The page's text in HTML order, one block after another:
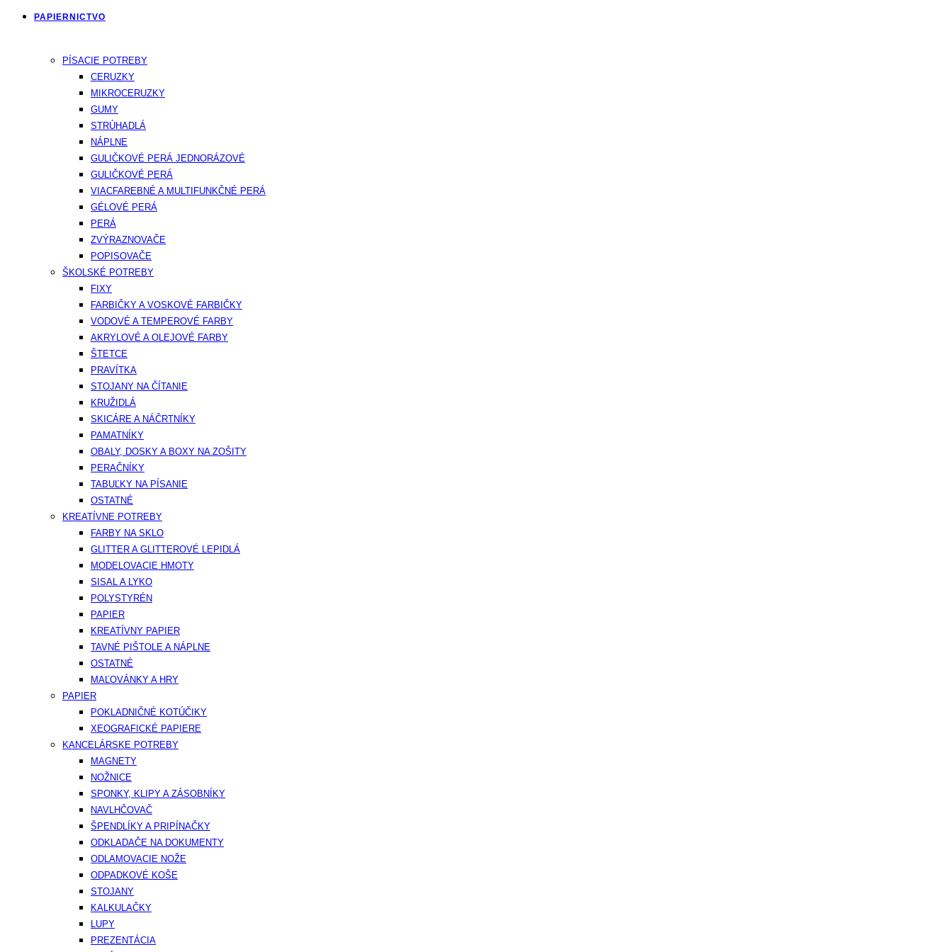
PAPIERNICTVO
PÍSACIE POTREBY
CERUZKY
MIKROCERUZKY
GUMY
STRÚHADLÁ
NÁPLNE
GULIČKOVÉ PERÁ JEDNORÁZOVÉ
GULIČKOVÉ PERÁ
VIACFAREBNÉ A MULTIFUNKČNÉ PERÁ
GÉLOVÉ PERÁ
PERÁ
ZVÝRAZNOVAČE
POPISOVAČE
ŠKOLSKÉ POTREBY
FIXY
FARBIČKY A VOSKOVÉ FARBIČKY
VODOVÉ A TEMPEROVÉ FARBY
AKRYLOVÉ A OLEJOVÉ FARBY
ŠTETCE
PRAVÍTKA
STOJANY NA ČÍTANIE
KRUŽIDLÁ
SKICÁRE A NÁČRTNÍKY
PAMATNÍKY
OBALY, DOSKY A BOXY NA ZOŠITY
PERAČNÍKY
TABUĽKY NA PÍSANIE
OSTATNÉ
KREATÍVNE POTREBY
FARBY NA SKLO
GLITTER A GLITTEROVÉ LEPIDLÁ
MODELOVACIE HMOTY
SISAL A LYKO
POLYSTYRÉN
PAPIER
KREATÍVNY PAPIER
TAVNÉ PIŠTOLE A NÁPLNE
OSTATNÉ
MAĽOVÁNKY A HRY
PAPIER
POKLADNIČNÉ KOTÚČIKY
XEOGRAFICKÉ PAPIERE
KANCELÁRSKE POTREBY
MAGNETY
NOŽNICE
SPONKY, KLIPY A ZÁSOBNÍKY
NAVLHČOVAČ
ŠPENDLÍKY A PRIPÍNAČKY
ODKLADAČE NA DOKUMENTY
ODLAMOVACIE NOŽE
ODPADKOVÉ KOŠE
STOJANY
KALKULAČKY
LUPY
PREZENTÁCIA